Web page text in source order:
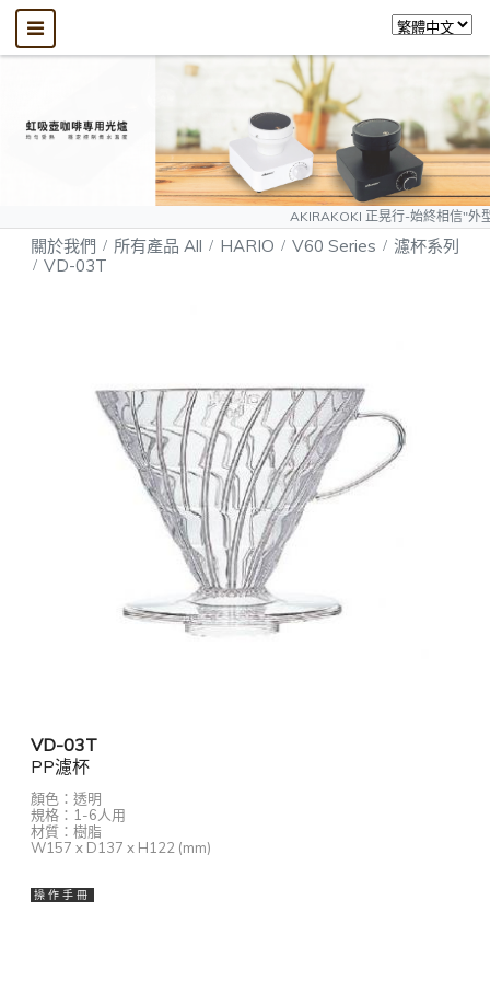
AKIRAKOKI 正晃行-始終相信"
關於我們 所有產品 All HARIO V60 Series
濾杯系列
VD-03T
VD-03T
PP濾杯
顏色：透明
規格：1-6人用
材質：樹脂
W157 x D137 x H122 (mm)
操 作 手 冊